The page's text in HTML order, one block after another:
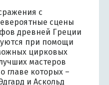
с
сцены
древней Греции
при помощи
цирковых
мастеров
главе которых –
и Аскольд